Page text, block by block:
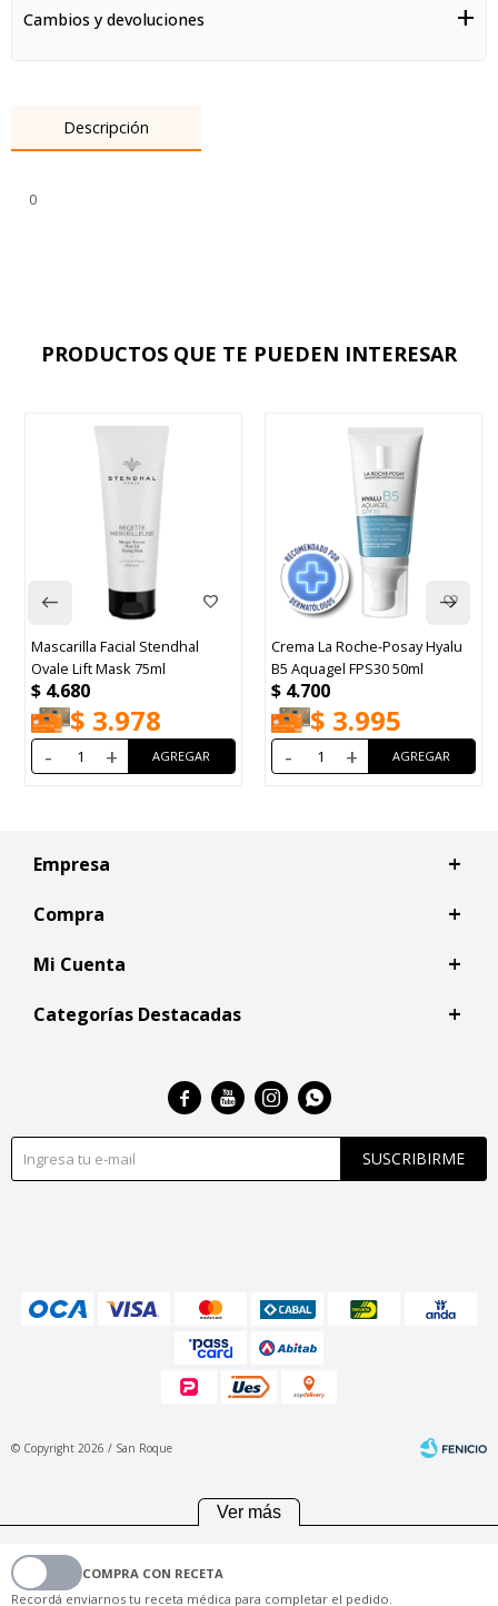
COMPRA CON RECETA
Recordá enviarnos tu receta médica para completar el pedido.
Cambios y devoluciones
Descripción
0
PRODUCTOS QUE TE PUEDEN INTERESAR
Crema La Roche-Posay Hyalu
B5 Aquagel FPS30 50ml
$
$3.995
+
Crema Facial de Día
Anti Pigment FPS30 50ml
$
$4.051
+
Empresa
Compra
Mi Cuenta
Categorías Destacadas
SUSCRIBIRME
   
© Copyright 2026 / San Roque
Ver más